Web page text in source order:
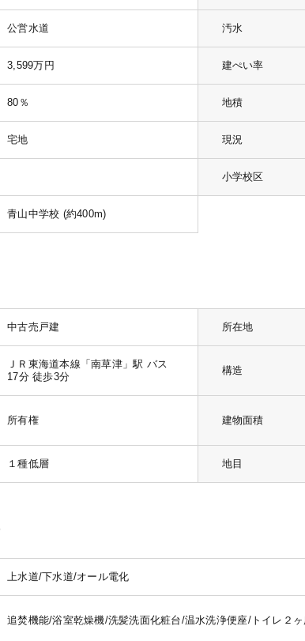
公営水道 汚水
3,599万円 建ぺい率
80％ 地積
宅地 現況
小学校区
青山中学校 (約400m)
中古売戸建 所在地
ＪＲ東海道本線「南草津」駅 バス
17分 徒歩3分
構造
所有権 建物面積
１種低層 地目
上水道/下水道/オール電化
追焚機能/浴室乾燥機/洗髪洗面化粧台/温水洗浄便座/トイレ２